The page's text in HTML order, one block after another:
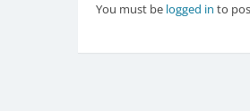
You must be logged in to